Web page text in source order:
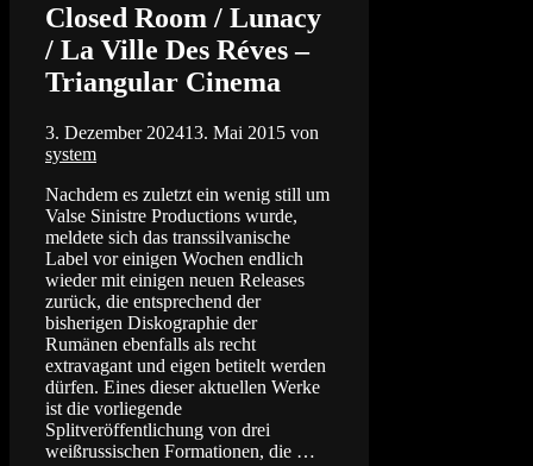
Closed Room / Lunacy
/ La Ville Des Réves –
Triangular Cinema
3. Dezember 202413. Mai 2015 von
system
Nachdem es zuletzt ein wenig still um
Valse Sinistre Productions wurde,
meldete sich das transsilvanische
Label vor einigen Wochen endlich
wieder mit einigen neuen Releases
zurück, die entsprechend der
bisherigen Diskographie der
Rumänen ebenfalls als recht
extravagant und eigen betitelt werden
dürfen. Eines dieser aktuellen Werke
ist die vorliegende
Splitveröffentlichung von drei
weißrussischen Formationen, die …